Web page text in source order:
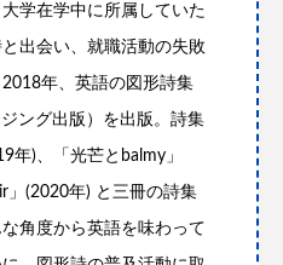
学在学中に所属していた
出会い、就職活動の失敗
年、英語の図形詩集
ング出版）を出版。詩集
年)、「光芒とbalmy」
」(2020年) と三冊の詩集
角度から英語を味わって